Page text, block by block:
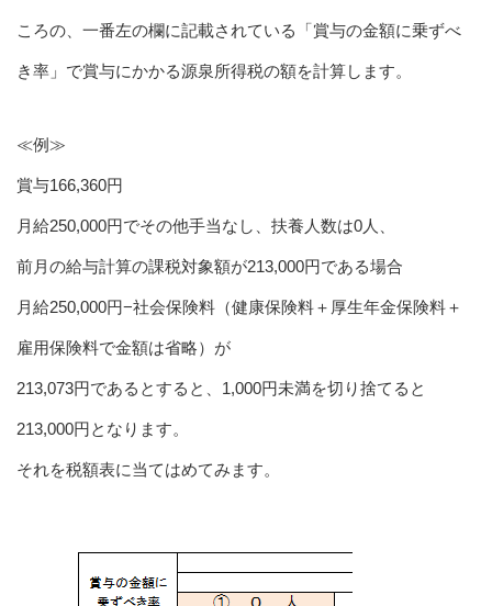
ころの、一番左の欄に記載されている「賞与の金額に乗ずべ
き率」で賞与にかかる源泉所得税の額を計算します。
≪例≫
賞与166,360円
月給250,000円でその他手当なし、扶養人数は0人、
前月の給与計算の課税対象額が213,000円である場合
月給250,000円−社会保険料（健康保険料＋厚生年金保険料＋
雇用保険料で金額は省略）が
213,073円であるとすると、1,000円未満を切り捨てると
213,000円となります。
それを税額表に当てはめてみます。